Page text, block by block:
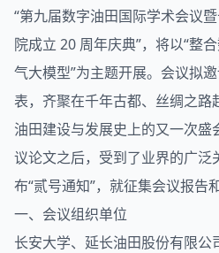
“第九届数字油田国际学术会议
院成立 20 周年庆典”，将以“整
气大模型”为主题开展。会议拟
表，齐聚在千年古都、丝绸之路
油田建设与发展史上的又一次
议论文之后，受到了业界的广泛
布“贰号通知”，就征集会议报告
一、会议组织单位
长安大学、延长油田股份有限